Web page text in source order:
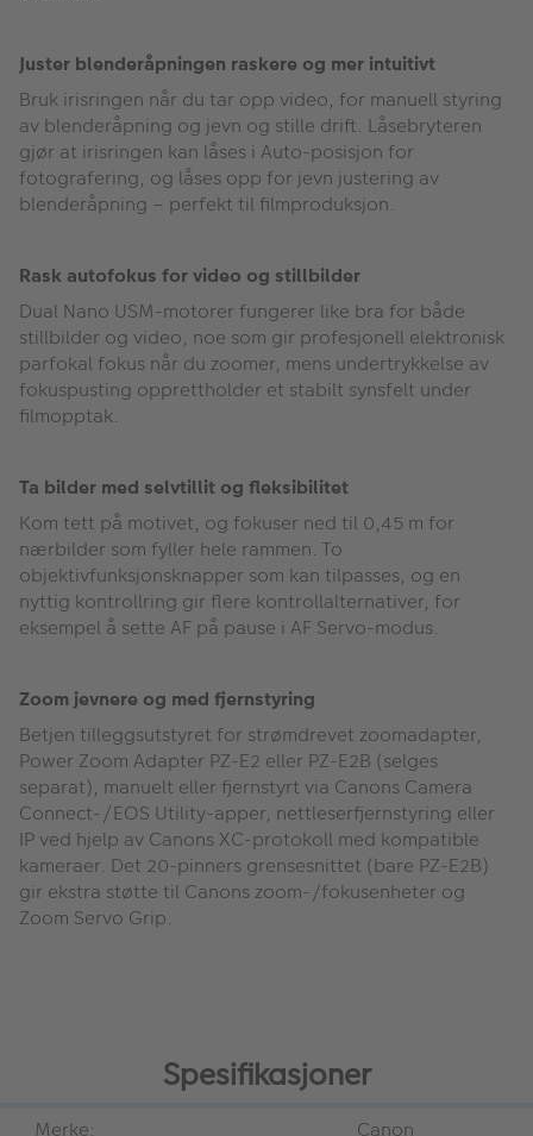
Juster blenderåpningen raskere og mer intuitivt
Bruk irisringen når du tar opp video, for manuell styring
av blenderåpning og jevn og stille drift. Låsebryteren
gjør at irisringen kan låses i Auto-posisjon for
fotografering, og låses opp for jevn justering av
blenderåpning – perfekt til filmproduksjon.
Rask autofokus for video og stillbilder
Dual Nano USM-motorer fungerer like bra for både
stillbilder og video, noe som gir profesjonell elektronisk
parfokal fokus når du zoomer, mens undertrykkelse av
fokuspusting opprettholder et stabilt synsfelt under
filmopptak.
Ta bilder med selvtillit og fleksibilitet
Kom tett på motivet, og fokuser ned til 0,45 m for
nærbilder som fyller hele rammen. To
objektivfunksjonsknapper som kan tilpasses, og en
nyttig kontrollring gir flere kontrollalternativer, for
eksempel å sette AF på pause i AF Servo-modus.
Zoom jevnere og med fjernstyring
Betjen tilleggsutstyret for strømdrevet zoomadapter,
Power Zoom Adapter PZ-E2 eller PZ-E2B (selges
separat), manuelt eller fjernstyrt via Canons Camera
Connect-/EOS Utility-apper, nettleserfjernstyring eller
IP ved hjelp av Canons XC-protokoll med kompatible
kameraer. Det 20-pinners grensesnittet (bare PZ-E2B)
gir ekstra støtte til Canons zoom-/fokusenheter og
Zoom Servo Grip.
Spesifikasjoner
Merke:
Canon